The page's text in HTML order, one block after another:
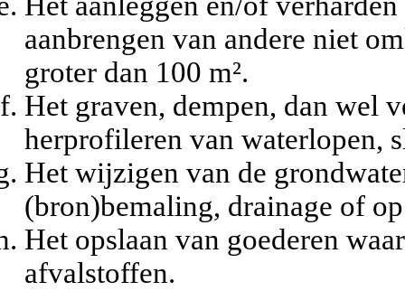
aanbrengen van andere niet
groter dan 100 m².
Het graven, dempen, dan wel
herprofileren van waterlopen,
Het wijzigen van de
(bron)bemaling, drainage of
Het opslaan van goederen
afvalstoffen.